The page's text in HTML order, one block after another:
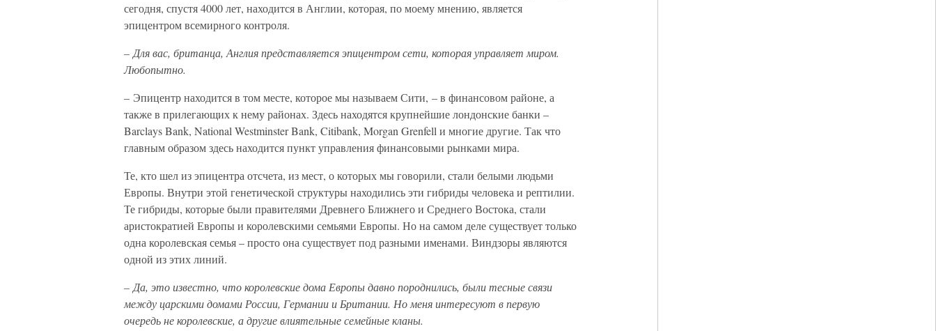
сегодня, спустя 4000 лет, находится в Англии, которая, по моему мнению, является
эпицентром всемирного контроля.
– Для вас, британца, Англия представляется эпицентром сети, которая управляет миром.
Любопытно.
– Эпицентр находится в том месте, которое мы называем Сити, – в финансовом районе, а
также в прилегающих к нему районах. Здесь находятся крупнейшие лондонские банки –
Barclays Bank, National Westminster Bank, Citibank, Morgan Grenfell и многие другие. Так что
главным образом здесь находится пункт управления финансовыми рынками мира.
Те, кто шел из эпицентра отсчета, из мест, о которых мы говорили, стали белыми людьми
Европы. Внутри этой генетической структуры находились эти гибриды человека и рептилии.
Те гибриды, которые были правителями Древнего Ближнего и Среднего Востока, стали
аристократией Европы и королевскими семьями Европы. Но на самом деле существует только
одна королевская семья – просто она существует под разными именами. Виндзоры являются
одной из этих линий.
– Да, это известно, что королевские дома Европы давно породнились, были тесные связи
между царскими домами России, Германии и Британии. Но меня интересуют в первую
очередь не королевские, а другие влиятельные семейные кланы.